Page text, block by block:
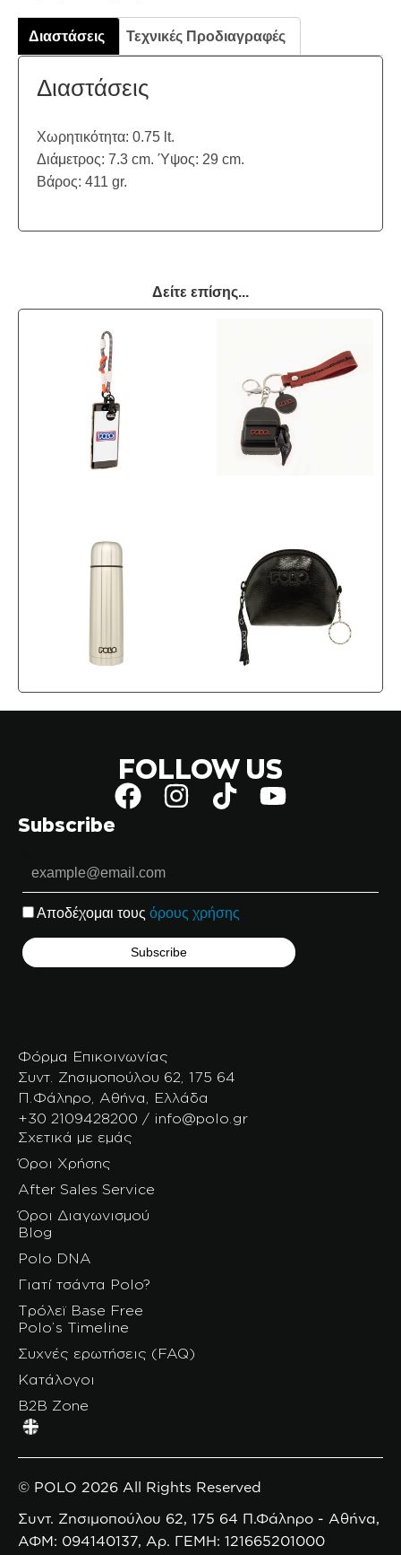
Διαστάσεις Τεχνικές Προδιαγραφές
Διαστάσεις
Χωρητικότητα: 0.75 lt.
Διάμετρος: 7.3 cm. Ύψος: 29 cm.
Βάρος: 411 gr.
Δείτε επίσης...
FOLLOW US
Subscribe
Αποδέχομαι τους όρους χρήσης
Φόρμα Επικοινωνίας
Συντ. Ζησιμοπούλου 62, 175 64
Π.Φάληρο, Αθήνα, Ελλάδα
+30 2109428200 / info@polo.gr
Σχετικά με εμάς
Όροι Χρήσης
After Sales Service
Όροι Διαγωνισμού
Blog
Polo DNA
Γιατί τσάντα Polo?
Τρόλεϊ Base Free
Polo’s Timeline
Συχνές ερωτήσεις (FAQ)
Κατάλογοι
B2B Zone
© POLO 2026 All Rights Reserved
Συντ. Ζησιμοπούλου 62, 175 64 Π.Φάληρο - Αθήνα,
ΑΦΜ: 094140137, Αρ. ΓΕΜΗ: 121665201000